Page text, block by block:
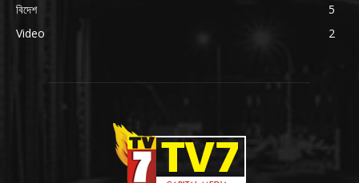
বিদেশ
5
Video
2